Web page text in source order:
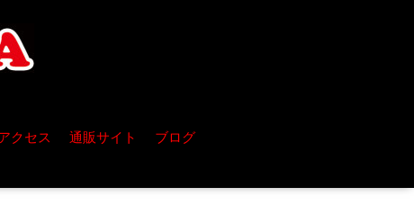
クセス 通販サイト
ブログ